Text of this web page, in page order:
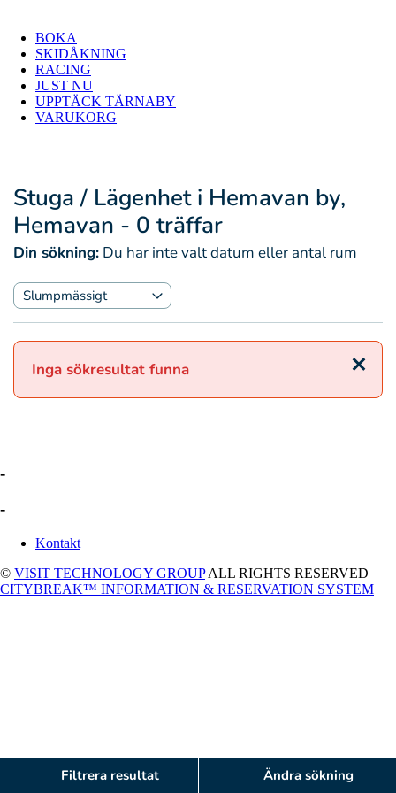
BOKA
SKIDÅKNING
RACING
JUST NU
UPPTÄCK TÄRNABY
VARUKORG
Stuga / Lägenhet i Hemavan by,
Hemavan - 0 träffar
Din sökning: Du har inte valt datum eller antal rum
Stäng
Inga sökresultat funna
Filtrera resultat Ändra sökning
-
-
Kontakt
© VISIT TECHNOLOGY GROUPALL RIGHTS RESERVED
CITYBREAK™ INFORMATION & RESERVATION SYSTEM